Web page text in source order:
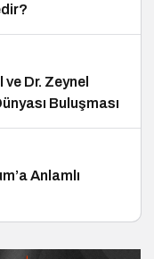
ve Dr. Zeynel
Buluşması
Anlamlı